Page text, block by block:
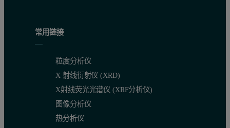
使用Zetasizer Nano S 在25°C下测量所有样本。 该仪器
常用链接
粒度分析仪
X 射线衍射仪 (XRD)
X射线荧光光谱仪 (XRF分析仪)
图像分析仪
热分析仪